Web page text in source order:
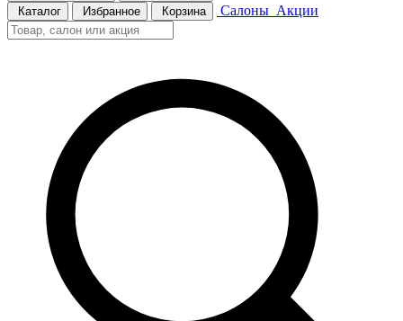
Каталог
Избранное Корзина Салоны Акции